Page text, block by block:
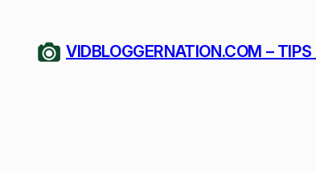
VIDBLOGGERNATION.COM –